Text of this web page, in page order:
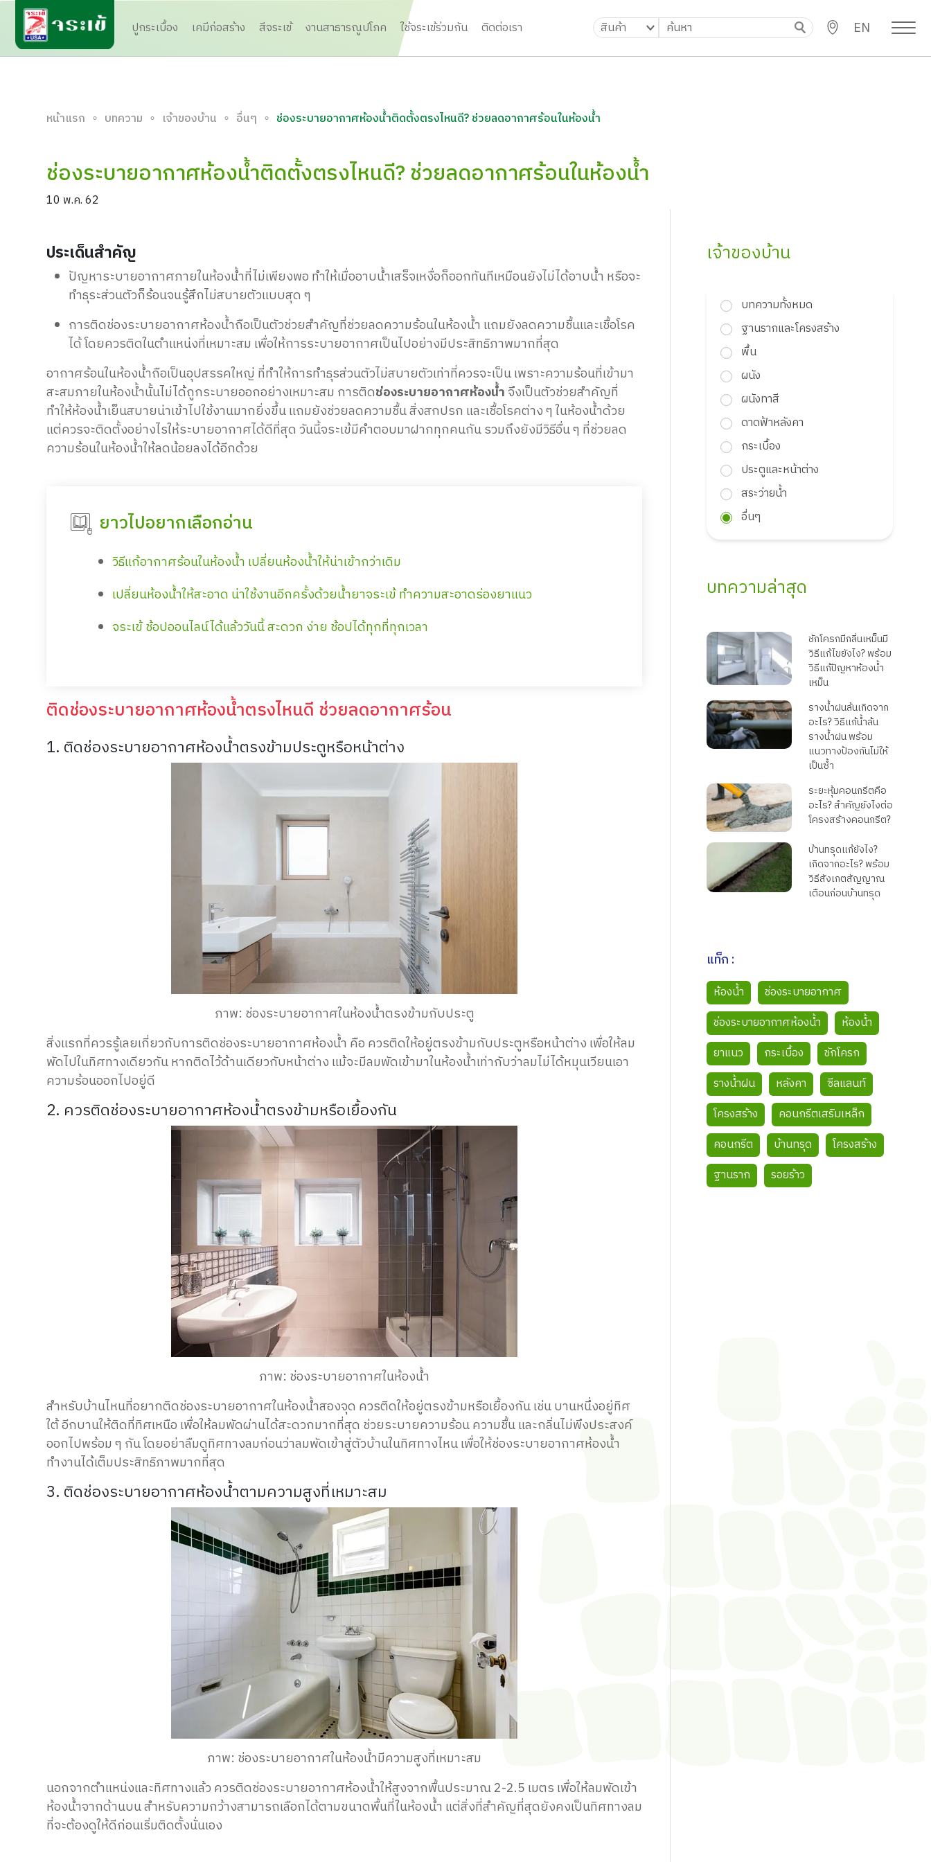
ปูกระเบื้อง เคมีก่อสร้าง สีจระเข้ งานสาธารณูปโภค ใช้จระเข้ร่วมกัน ติดต่อเรา EN
หน้าแรก ∘ บทความ ∘ เจ้าของบ้าน ∘ อื่นๆ ∘ ช่องระบายอากาศห้องน้ำติดตั้งตรงไหนดี? ช่วยลดอากาศร้อนในห้องน้ำ
ช่องระบายอากาศห้องน้ำติดตั้งตรงไหนดี? ช่วยลดอากาศร้อนในห้องน้ำ
10 พ.ค. 62
ประเด็นสำคัญ
ปัญหาระบายอากาศภายในห้องน้ำที่ไม่เพียงพอ ทำให้เมื่ออาบน้ำเสร็จเหงื่อก็ออกทันทีเหมือนยังไม่ได้อาบน้ำ หรือจะ
ทำธุระส่วนตัวก็ร้อนจนรู้สึกไม่สบายตัวแบบสุด ๆ
การติดช่องระบายอากาศห้องน้ำถือเป็นตัวช่วยสำคัญที่ช่วยลดความร้อนในห้องน้ำ แถมยังลดความชื้นและเชื้อโรค
ได้ โดยควรติดในตำแหน่งที่เหมาะสม เพื่อให้การระบายอากาศเป็นไปอย่างมีประสิทธิภาพมากที่สุด
อากาศร้อนในห้องน้ำถือเป็นอุปสรรคใหญ่ ที่ทำให้การทำธุรส่วนตัวไม่สบายตัวเท่าที่ควรจะเป็น เพราะความร้อนที่เข้ามา
สะสมภายในห้องน้ำนั้นไม่ได้ถูกระบายออกอย่างเหมาะสม การติดช่องระบายอากาศห้องน้ำจึงเป็นตัวช่วยสำคัญที่
ทำให้ห้องน้ำเย็นสบายน่าเข้าไปใช้งานมากยิ่งขึ้น แถมยังช่วยลดความชื้น สิ่งสกปรก และเชื้อโรคต่าง ๆ ในห้องน้ำด้วย
แต่ควรจะติดตั้งอย่างไรให้ระบายอากาศได้ดีที่สุด วันนี้จระเข้มีคำตอบมาฝากทุกคนกัน รวมถึงยังมีวิธีอื่น ๆ ที่ช่วยลด
ความร้อนในห้องน้ำให้ลดน้อยลงได้อีกด้วย
ยาวไปอยากเลือกอ่าน
วิธีแก้อากาศร้อนในห้องน้ำ เปลี่ยนห้องน้ำให้น่าเข้ากว่าเดิม
เปลี่ยนห้องน้ำให้สะอาด น่าใช้งานอีกครั้งด้วยน้ำยาจระเข้ ทำความสะอาดร่องยาแนว
จระเข้ ช้อปออนไลน์ได้แล้ววันนี้ สะดวก ง่าย ช้อปได้ทุกที่ทุกเวลา
ติดช่องระบายอากาศห้องน้ำตรงไหนดี ช่วยลดอากาศร้อน
1. ติดช่องระบายอากาศห้องน้ำตรงข้ามประตูหรือหน้าต่าง
ภาพ: ช่องระบายอากาศในห้องน้ำตรงข้ามกับประตู
สิ่งแรกที่ควรรู้เลยเกี่ยวกับการติดช่องระบายอากาศห้องน้ำ คือ ควรติดให้อยู่ตรงข้ามกับประตูหรือหน้าต่าง เพื่อให้ลม
พัดไปในทิศทางเดียวกัน หากติดไว้ด้านเดียวกับหน้าต่าง แม้จะมีลมพัดเข้ามาในห้องน้ำเท่ากับว่าลมไม่ได้หมุนเวียนเอา
ความร้อนออกไปอยู่ดี
2. ควรติดช่องระบายอากาศห้องน้ำตรงข้ามหรือเยื้องกัน
ภาพ: ช่องระบายอากาศในห้องน้ำ
สำหรับบ้านไหนที่อยากติดช่องระบายอากาศในห้องน้ำสองจุด ควรติดให้อยู่ตรงข้ามหรือเยื้องกัน เช่น บานหนึ่งอยู่ทิศ
ใต้ อีกบานให้ติดที่ทิศเหนือ เพื่อให้ลมพัดผ่านได้สะดวกมากที่สุด ช่วยระบายความร้อน ความชื้น และกลิ่นไม่พึงประสงค์
ออกไปพร้อม ๆ กัน โดยอย่าลืมดูทิศทางลมก่อนว่าลมพัดเข้าสู่ตัวบ้านในทิศทางไหน เพื่อให้ช่องระบายอากาศห้องน้ำ
ทำงานได้เต็มประสิทธิภาพมากที่สุด
3. ติดช่องระบายอากาศห้องน้ำตามความสูงที่เหมาะสม
ภาพ: ช่องระบายอากาศในห้องน้ำมีความสูงที่เหมาะสม
นอกจากตำแหน่งและทิศทางแล้ว ควรติดช่องระบายอากาศห้องน้ำให้สูงจากพื้นประมาณ 2-2.5 เมตร เพื่อให้ลมพัดเข้า
ห้องน้ำจากด้านบน สำหรับความกว้างสามารถเลือกได้ตามขนาดพื้นที่ในห้องน้ำ แต่สิ่งที่สำคัญที่สุดยังคงเป็นทิศทางลม
ที่จะต้องดูให้ดีก่อนเริ่มติดตั้งนั่นเอง
เจ้าของบ้าน
บทความทั้งหมด
ฐานรากและโครงสร้าง
พื้น
ผนัง
ผนังทาสี
ดาดฟ้าหลังคา
กระเบื้อง
ประตูและหน้าต่าง
สระว่ายน้ำ
อื่นๆ
บทความล่าสุด
ชักโครกมีกลิ่นเหม็นมี
วิธีแก้ไขยังไง? พร้อม
วิธีแก้ปัญหาห้องน้ำ
เหม็น
รางน้ำฝนล้นเกิดจาก
อะไร? วิธีแก้น้ำล้น
รางน้ำฝน พร้อม
แนวทางป้องกันไม่ให้
เป็นซ้ำ
ระยะหุ้มคอนกรีตคือ
อะไร? สำคัญยังไงต่อ
โครงสร้างคอนกรีต?
บ้านทรุดแก้ยังไง?
เกิดจากอะไร? พร้อม
วิธีสังเกตสัญญาณ
เตือนก่อนบ้านทรุด
แท็ก :
ห้องน้ำ
ช่องระบายอากาศ
ช่องระบายอากาศห้องน้ำ
ห้องน้ำ
ยาแนว
กระเบื้อง
ชักโครก
รางน้ำฝน
หลังคา
ซีลแลนท์
โครงสร้าง
คอนกรีตเสริมเหล็ก
คอนกรีต
บ้านทรุด
โครงสร้าง
ฐานราก
รอยร้าว